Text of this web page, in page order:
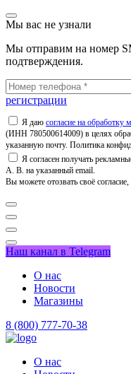
Мы вас не узнали
Мы отправим на номер
подтверждения.
регистрации
Я даю согласие на
(ИНН 780500614009) в целях
указанную почту. Политика
Я согласен получать
А. В. на указанный email.
Вы можете отозвать своё
Наш канал в Telegram
О нас
Новости
Магазины
8 (800) 777-70-38
О нас